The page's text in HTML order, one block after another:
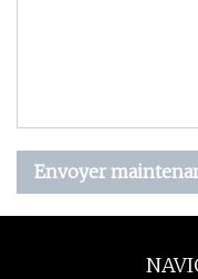
Envoyer